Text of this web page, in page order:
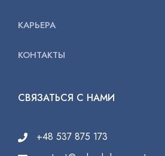
КАРЬЕРА
КОНТАКТЫ
СВЯЗАТЬСЯ С НАМИ
+48 537 875 173